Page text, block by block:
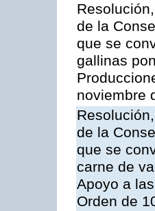
de la
que se
gallinas
noviembre
de la
que se
carne de
Apoyo a
Orden de